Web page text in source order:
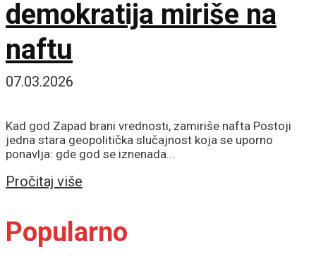
demokratija miriše na
naftu
07.03.2026
Kad god Zapad brani vrednosti, zamiriše nafta Postoji
jedna stara geopolitička slučajnost koja se uporno
ponavlja: gde god se iznenada...
Pročitaj više
Popularno